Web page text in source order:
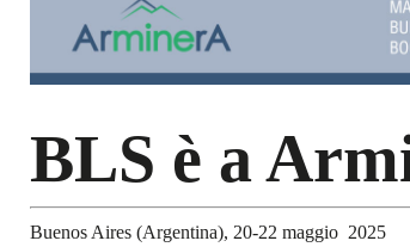
BLS è a
Buenos Aires (Argentina), 20-22 maggio 2025